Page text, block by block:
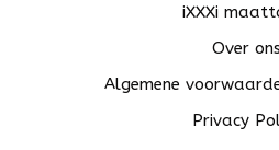
iXXXi
Over ons
Algemene
Privacy